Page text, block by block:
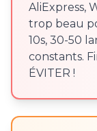
AliExpress,
trop beau
10s, 30-50
constants.
ÉVITER !